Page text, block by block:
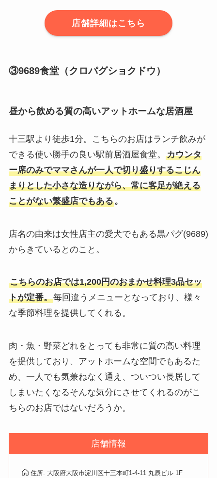
店舗詳細はこちら
③9689食堂（クロパグショクドウ）
昼から飲める質の高いアットホームな居酒屋
十三駅より徒歩1分。こちらのお店はランチ飲みが
できる使い勝手の良い駅前居酒屋食堂。 カウンタ
ー席のみでママさんが一人で切り盛りするこじん
まりとした小さな造りながら、常に客足が絶える
ことがない繁盛店でもある。
店名の由来は女性店主の愛犬でもある黒パグ(9689)
からきているとのこと。
こちらのお店では1,200円のおまかせ料理3品セッ
トが定番。毎回違うメニューとなっており、様々
な季節料理を提供してくれる。
肉・魚・野菜どれをとっても非常に質の高い料理
を提供しており、アットホームな空間でもあるた
め、一人でも気兼ねなく通え、ついつい長居して
しまいたくなるそんな気分にさせてくれるのがこ
ちらのお店ではないだろうか。
店舗情報
住所: 大阪府大阪市淀川区十三本町1-4-11 丸辰ビル 1F